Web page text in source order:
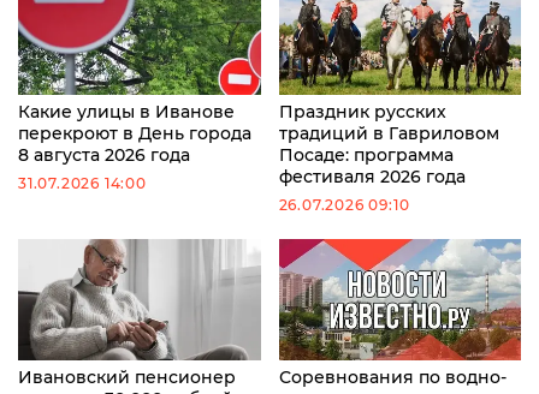
Какие улицы в Иванове
перекроют в День города
8 августа 2026 года
31.07.2026 14:00
Праздник русских
традиций в Гавриловом
Посаде: программа
фестиваля 2026 года
26.07.2026 09:10
Ивановский пенсионер
Соревнования по водно-